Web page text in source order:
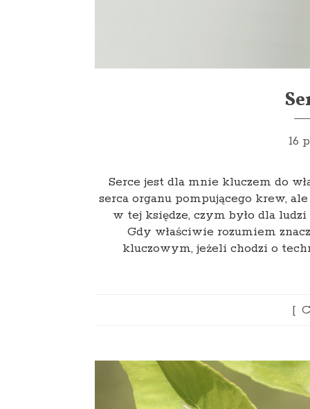
16
Serce jest dla mnie kluczem do
serca organu pompującego krew,
w tej księdze, czym było dla
Gdy właściwie rozumiem
kluczowym, jeżeli chodzi o